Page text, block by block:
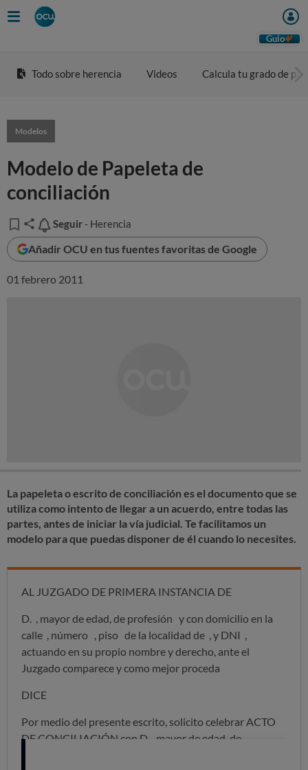
Guio
Todo sobre herencia Videos Calcula tu grado de
Modelos
Modelo de Papeleta de
conciliación
Seguir
Seguir - Herencia
Añadir OCU en tus fuentes favoritas de Google
01 febrero 2011
La papeleta o escrito de conciliación es el documento que se
utiliza como intento de llegar a un acuerdo, entre todas las
partes, antes de iniciar la vía judicial. Te facilitamos un
modelo para que puedas disponer de él cuando lo necesites.
AL JUZGADO DE PRIMERA INSTANCIA DE
D. , mayor de edad, de profesión y con domicilio en la
calle , número , piso de la localidad de , y DNI ,
actuando en su propio nombre y derecho, ante el
Juzgado comparece y como mejor proceda
DICE
Por medio del presente escrito, solicito celebrar ACTO
DE CONCILIACIÓN con D.
, mayor de edad, de